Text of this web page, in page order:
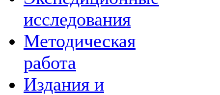
исследования
Методическая
работа
Издания и